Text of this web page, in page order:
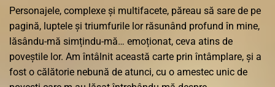
Personajele, complexe și multifacete, păreau să sare de pe
pagină, luptele și triumfurile lor răsunând profund în mine,
lăsându-mă simțindu-mă… emoționat, ceva atins de
poveștile lor. Am întâlnit această carte prin întâmplare, și a
fost o călătorie nebună de atunci, cu o amestec unic de